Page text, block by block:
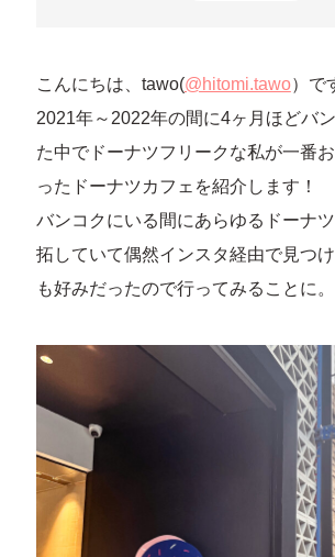
こんにちは、tawo(@hitomi.tawo）で
2021年～2022年の間に4ヶ月ほどバ
た中でドーナツフリークな私が一番
ったドーナツカフェを紹介します！
バンコクにいる間にあらゆるドーナ
拓していて偶然インスタ経由で見つ
も好みだったので行ってみることに。